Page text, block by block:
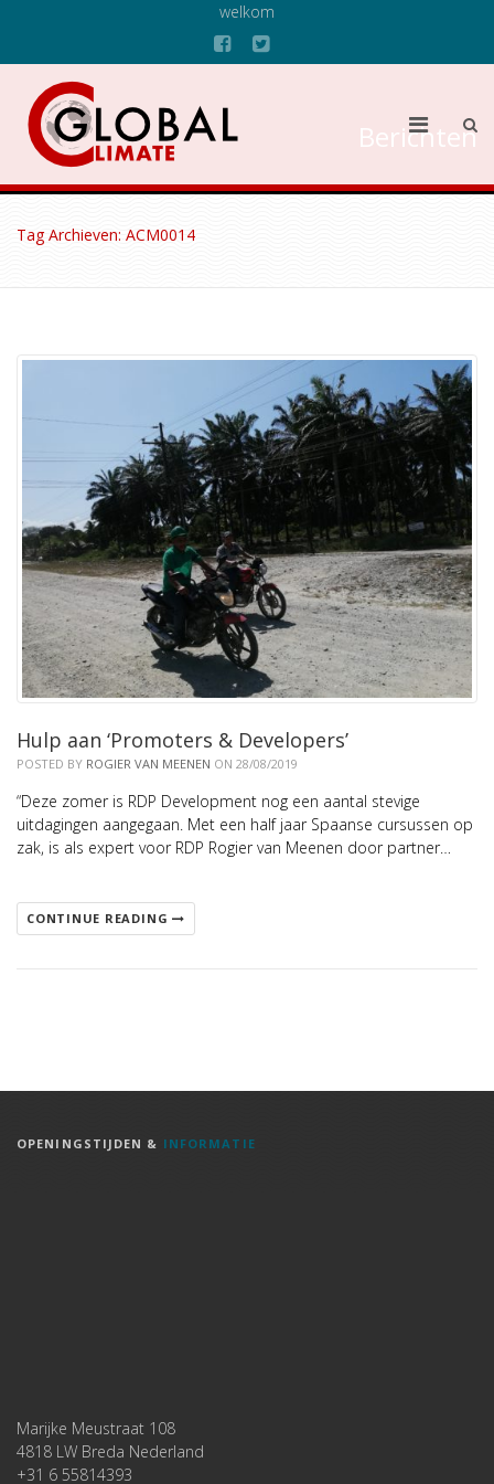
welkom
Berichten
Tag Archieven: ACM0014
Hulp aan ‘Promoters & Developers’
POSTED BY ROGIER VAN MEENEN ON 28/08/2019
“Deze zomer is RDP Development nog een aantal stevige
uitdagingen aangegaan. Met een half jaar Spaanse cursussen op
zak, is als expert voor RDP Rogier van Meenen door partner…
CONTINUE READING
OPENINGSTIJDEN & INFORMATIE
Marijke Meustraat 108
4818 LW Breda Nederland
+31 6 55814393